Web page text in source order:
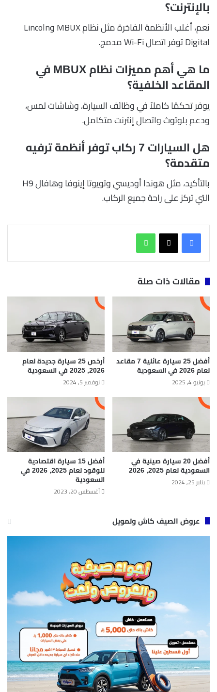
بالإنترنت؟
نعم، أغلب الأنظمة الفاخرة مثل نظام MBUX وLincoln
Digital توفر اتصال Wi-Fi مدمج.
ما هي أهم مميزات نظام MBUX في
المقاعد الخلفية؟
يوفر تحكمًا كاملاً في وظائف السيارة، وشاشات لمس،
ودعم بلوتوث واتصال إنترنت متكامل.
هل السيارات 7 ركاب توفر أنظمة ترفيه
متقدمة؟
بالتأكيد، مثل هوندا أوديسي وتويوتا إينوفا وهافال H9
التي تركز على راحة جميع الركاب.
مقالات ذات صلة
أفضل 25 سيارة عائلية 7 مقاعد
لعام 2026 في السعودية
يونيو 4, 2025
أرخص 25 سيارة جديدة لعام
2026, 2025 في السعودية
نوفمبر 5, 2024
أفضل 20 سيارة صينية في
السعودية لعام 2025, 2026
يناير 25, 2024
أفضل 15 سيارة اقتصادية
للوقود لعام 2025, 2026 في
السعودية
أغسطس 20, 2023
عروض الصيف كاش وتمويل